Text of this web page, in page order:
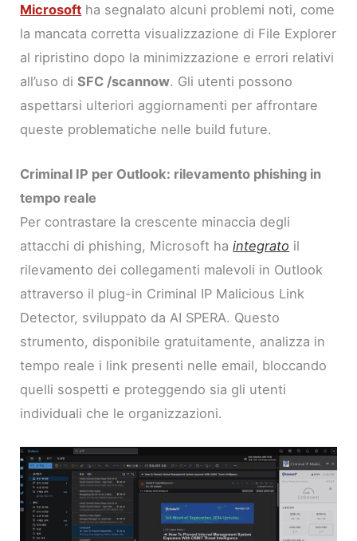
Microsoft ha segnalato alcuni problemi noti, come
la mancata corretta visualizzazione di File Explorer
al ripristino dopo la minimizzazione e errori relativi
all’uso diSFC /scannow. Gli utenti possono
aspettarsi ulteriori aggiornamenti per affrontare
queste problematiche nelle build future.
Criminal IP per Outlook: rilevamento phishing in
tempo reale
Per contrastare la crescente minaccia degli
attacchi di phishing, Microsoft haintegrato il
rilevamento dei collegamenti malevoli in Outlook
attraverso il plug-in Criminal IP Malicious Link
Detector, sviluppato da AI SPERA. Questo
strumento, disponibile gratuitamente, analizza in
tempo reale i link presenti nelle email, bloccando
quelli sospetti e proteggendo sia gli utenti
individuali che le organizzazioni.